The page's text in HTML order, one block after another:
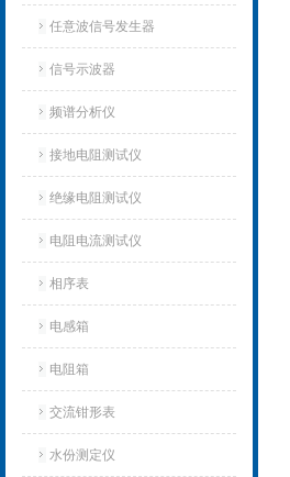
任意波信号发生器
信号示波器
频谱分析仪
接地电阻测试仪
绝缘电阻测试仪
电阻电流测试仪
相序表
电感箱
电阻箱
交流钳形表
水份测定仪